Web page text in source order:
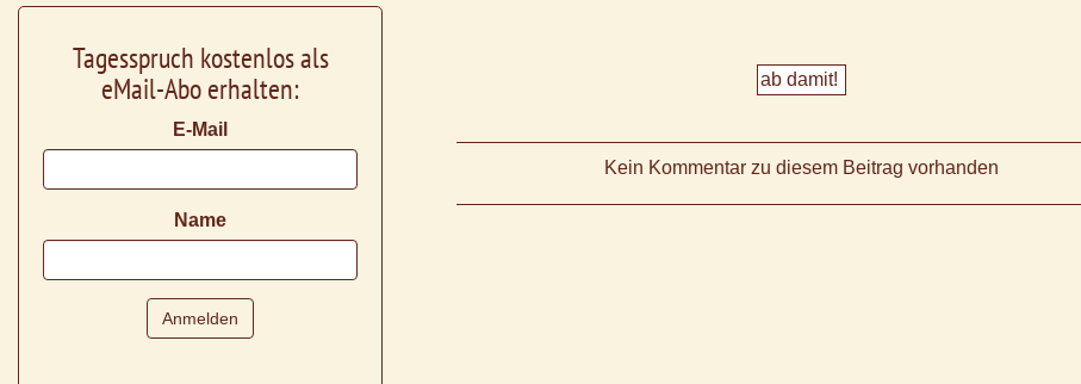
Kein Kommentar zu diesem Beitrag vorhanden
Tagesspruch kostenlos als
eMail-Abo erhalten:
E-Mail
Name